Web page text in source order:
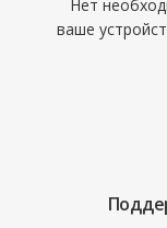
Нет
ваше